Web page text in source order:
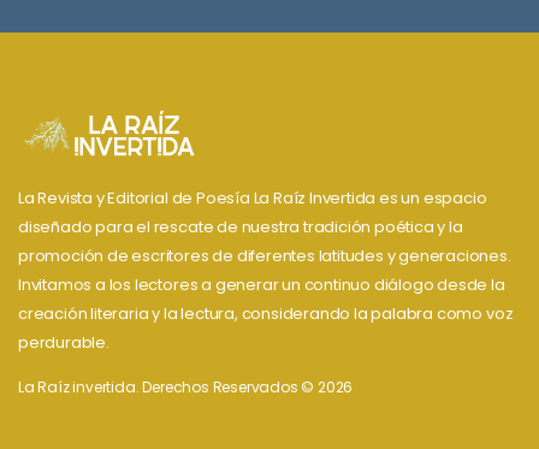
La Revista y Editorial de Poesía La Raíz Invertida es un espacio
diseñado para el rescate de nuestra tradición poética y la
promoción de escritores de diferentes latitudes y generaciones.
Invitamos a los lectores a generar un continuo diálogo desde la
creación literaria y la lectura, considerando la palabra como voz
perdurable.
La Raíz invertida. Derechos Reservados © 2026